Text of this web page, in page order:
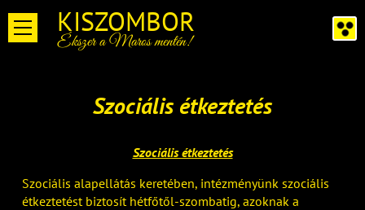
KISZOMBOR
Ékszer a Maros mentén!
Szociális étkeztetés
Szociális étkeztetés
Szociális alapellátás keretében, intézményünk szociális
étkeztetést biztosít hétfőtől-szombatig, azoknak a